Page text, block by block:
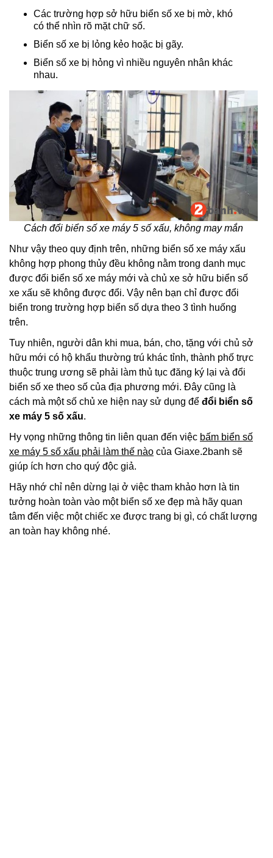
Các trường hợp sở hữu biển số xe bị mờ, khó
có thể nhìn rõ mặt chữ số.
Biển số xe bị lỏng kẻo hoặc bị gãy.
Biển số xe bị hỏng vì nhiều nguyên nhân khác
nhau.
Cách đổi biển số xe máy 5 số xấu, không may mắn
Như vậy theo quy định trên, những biển số xe máy xấu
không hợp phong thủy đều không nằm trong danh mục
được đổi biển số xe máy mới và chủ xe sở hữu biển số
xe xấu sẽ không được đổi. Vậy nên bạn chỉ được đổi
biển trong trường hợp biển số dựa theo 3 tình huống
trên.
Tuy nhiên, người dân khi mua, bán, cho, tặng với chủ sở
hữu mới có hộ khẩu thường trú khác tỉnh, thành phố trực
thuộc trung ương sẽ phải làm thủ tục đăng ký lại và đổi
biển số xe theo số của địa phương mới. Đây cũng là
cách mà một số chủ xe hiện nay sử dụng để đổi biển số
xe máy 5 số xấu.
Hy vọng những thông tin liên quan đến việc bấm biển số
xe máy 5 số xấu phải làm thế nào của Giaxe.2banh sẽ
giúp ích hơn cho quý độc giả.
Hãy nhớ chỉ nên dừng lại ở việc tham khảo hơn là tin
tưởng hoàn toàn vào một biển số xe đẹp mà hãy quan
tâm đến việc một chiếc xe được trang bị gì, có chất lượng
an toàn hay không nhé.